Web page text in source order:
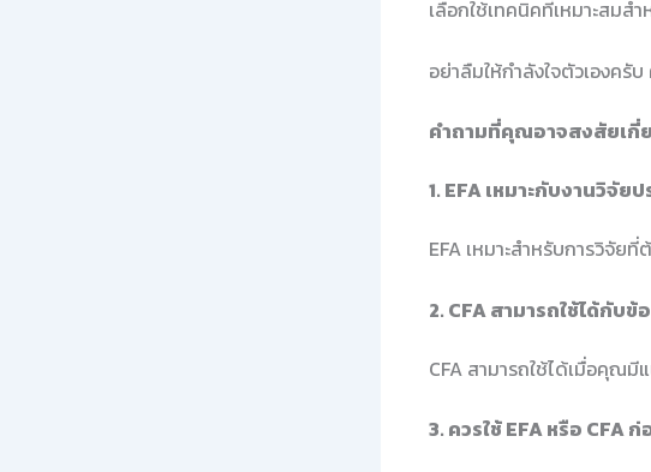
เลือกใช้เทคนิคที่เหมาะสมส
อย่าลืมให้กำลังใจตัวเองครั
คำถามที่คุณอาจสงสัยเกี่ย
1. EFA เหมาะกับงานวิจัยป
EFA เหมาะสำหรับการวิจัย
2. CFA สามารถใช้ได้กับข้
CFA สามารถใช้ได้เมื่อคุณ
3. ควรใช้ EFA หรือ CFA ก่